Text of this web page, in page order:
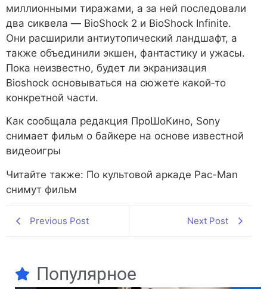
миллионными тиражами, а за ней последовали
два сиквела — BioShock 2 и BioShock Infinite.
Они расширили антиутопический ландшафт, а
также объединили экшен, фантастику и ужасы.
Пока неизвестно, будет ли экранизация
Bioshock основываться на сюжете какой‑то
конкретной части.
Как сообщала редакция ПроШоКино, Sony
снимает фильм о байкере на основе известной
видеоигры
Читайте также: По культовой аркаде Pac-Man
снимут фильм
Previous Post Next Post
Популярное